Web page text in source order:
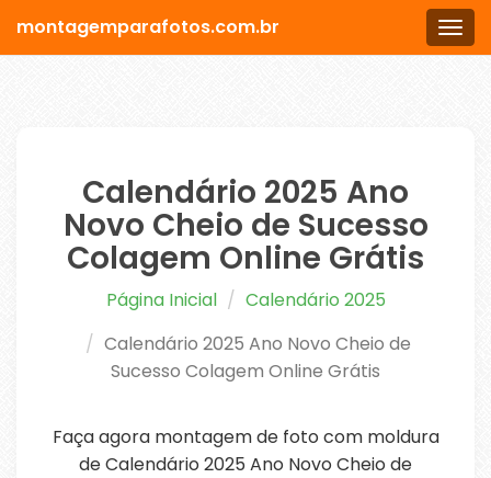
Menu
montagemparafotos.com.br
Calendário 2025 Ano
Novo Cheio de Sucesso
Colagem Online Grátis
Página Inicial
Calendário 2025
Calendário 2025 Ano Novo Cheio de
Sucesso Colagem Online Grátis
Faça agora montagem de foto com moldura
de Calendário 2025 Ano Novo Cheio de